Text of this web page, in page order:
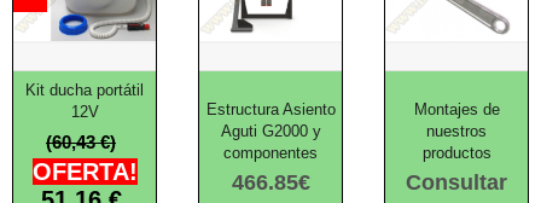
Kit ducha portátil
12V
(60,43 €)
OFERTA!
Estructura Asiento
Aguti G2000 y
componentes
466.85€
Montajes de
nuestros
productos
Consultar